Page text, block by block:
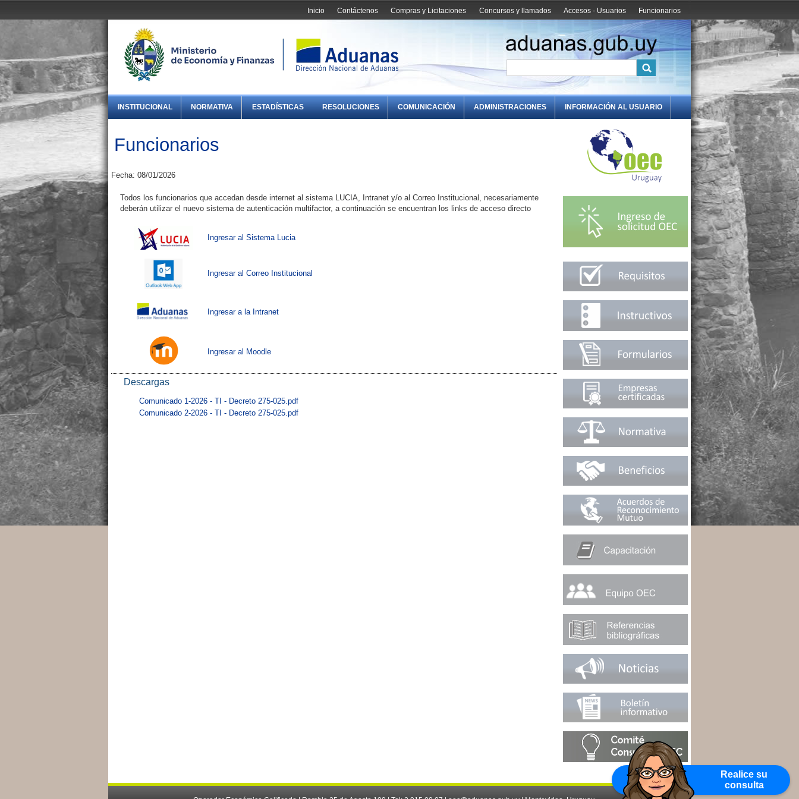
Funcionarios
Accesos - Usuarios
Concursos y llamados
Compras y Licitaciones
Contáctenos
Inicio
Realice su
consulta
INSTITUCIONAL NORMATIVA ESTADÍSTICAS RESOLUCIONES COMUNICACIÓN ADMINISTRACIONES INFORMACIÓN AL USUARIO
Funcionarios
Fecha: 08/01/2026
Todos los funcionarios que accedan desde internet al sistema LUCIA, Intranet y/o al Correo Institucional, necesariamente
deberán utilizar el nuevo sistema de autenticación multifactor, a continuación se encuentran los links de acceso directo
Ingresar al Sistema Lucia
Ingresar al Correo Institucional
Ingresar a la Intranet
Ingresar al Moodle
Descargas
Comunicado 1-2026 - TI - Decreto 275-025.pdf
Comunicado 2-2026 - TI - Decreto 275-025.pdf